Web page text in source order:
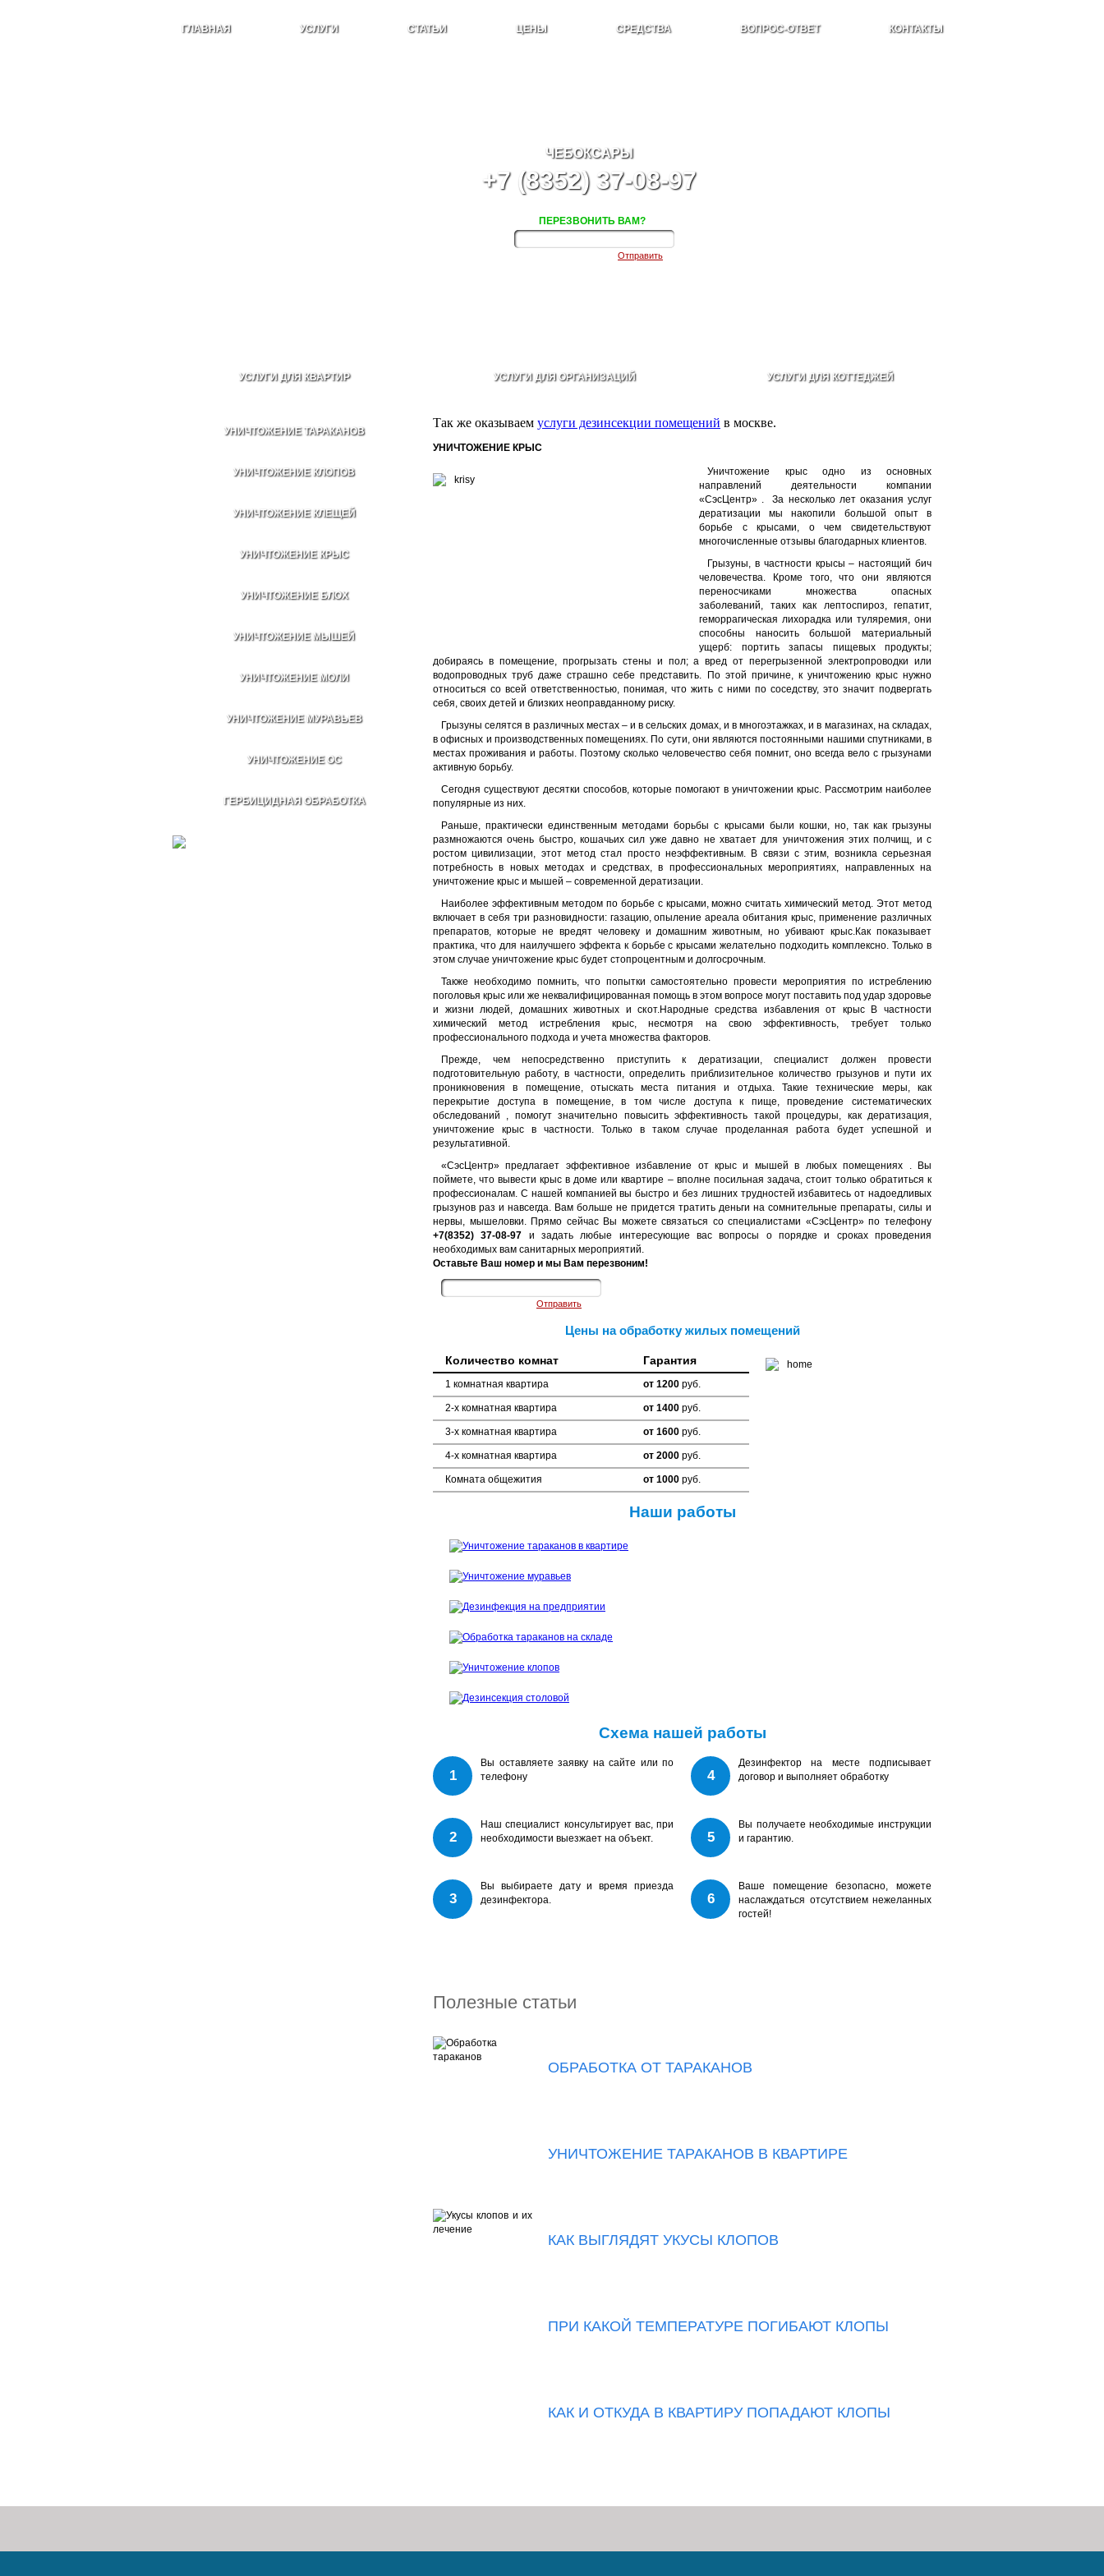
ГЛАВНАЯ УСЛУГИ СТАТЬИ ЦЕНЫ СРЕДСТВА ВОПРОС-ОТВЕТ КОНТАКТЫ
ЧЕБОКСАРЫ
+7 (8352) 37-08-97
ПЕРЕЗВОНИТЬ ВАМ?
УСЛУГИ ДЛЯ КВАРТИР УСЛУГИ ДЛЯ ОРГАНИЗАЦИЙ УСЛУГИ ДЛЯ КОТТЕДЖЕЙ
УНИЧТОЖЕНИЕ ТАРАКАНОВ
УНИЧТОЖЕНИЕ КЛОПОВ
УНИЧТОЖЕНИЕ КЛЕЩЕЙ
УНИЧТОЖЕНИЕ КРЫС
УНИЧТОЖЕНИЕ БЛОХ
УНИЧТОЖЕНИЕ МЫШЕЙ
УНИЧТОЖЕНИЕ МОЛИ
УНИЧТОЖЕНИЕ МУРАВЬЕВ
УНИЧТОЖЕНИЕ ОС
ГЕРБИЦИДНАЯ ОБРАБОТКА
Так же оказываем услуги дезинсекции помещений в москве.
УНИЧТОЖЕНИЕ КРЫС
Уничтожение крыс одно из основных
направлений деятельности компании
«СэсЦентр» . За несколько лет оказания услуг
дератизации мы накопили большой опыт в
борьбе с крысами, о чем свидетельствуют
многочисленные отзывы благодарных клиентов.
Грызуны, в частности крысы – настоящий бич
человечества. Кроме того, что они являются
переносчиками множества опасных
заболеваний, таких как лептоспироз, гепатит,
геморрагическая лихорадка или туляремия, они
способны наносить большой материальный
ущерб: портить запасы пищевых продукты;
добираясь в помещение, прогрызать стены и пол; а вред от перегрызенной электропроводки или
водопроводных труб даже страшно себе представить. По этой причине, к уничтожению крыс нужно
относиться со всей ответственностью, понимая, что жить с ними по соседству, это значит подвергать
себя, своих детей и близких неоправданному риску.
Грызуны селятся в различных местах – и в сельских домах, и в многоэтажках, и в магазинах, на складах,
в офисных и производственных помещениях. По сути, они являются постоянными нашими спутниками, в
местах проживания и работы. Поэтому сколько человечество себя помнит, оно всегда вело с грызунами
активную борьбу.
Сегодня существуют десятки способов, которые помогают в уничтожении крыс. Рассмотрим наиболее
популярные из них.
Раньше, практически единственным методами борьбы с крысами были кошки, но, так как грызуны
размножаются очень быстро, кошачьих сил уже давно не хватает для уничтожения этих полчищ, и с
ростом цивилизации, этот метод стал просто неэффективным. В связи с этим, возникла серьезная
потребность в новых методах и средствах, в профессиональных мероприятиях, направленных на
уничтожение крыс и мышей – современной дератизации.
Наиболее эффективным методом по борьбе с крысами, можно считать химический метод. Этот метод
включает в себя три разновидности: газацию, опыление ареала обитания крыс, применение различных
препаратов, которые не вредят человеку и домашним животным, но убивают крыс.Как показывает
практика, что для наилучшего эффекта к борьбе с крысами желательно подходить комплексно. Только в
этом случае уничтожение крыс будет стопроцентным и долгосрочным.
Также необходимо помнить, что попытки самостоятельно провести мероприятия по истреблению
поголовья крыс или же неквалифицированная помощь в этом вопросе могут поставить под удар здоровье
и жизни людей, домашних животных и скот.Народные средства избавления от крыс В частности
химический метод истребления крыс, несмотря на свою эффективность, требует только
профессионального подхода и учета множества факторов.
Прежде, чем непосредственно приступить к дератизации, специалист должен провести
подготовительную работу, в частности, определить приблизительное количество грызунов и пути их
проникновения в помещение, отыскать места питания и отдыха. Такие технические меры, как
перекрытие доступа в помещение, в том числе доступа к пище, проведение систематических
обследований , помогут значительно повысить эффективность такой процедуры, как дератизация,
уничтожение крыс в частности. Только в таком случае проделанная работа будет успешной и
результативной.
«СэсЦентр» предлагает эффективное избавление от крыс и мышей в любых помещениях . Вы
поймете, что вывести крыс в доме или квартире – вполне посильная задача, стоит только обратиться к
профессионалам. С нашей компанией вы быстро и без лишних трудностей избавитесь от надоедливых
грызунов раз и навсегда. Вам больше не придется тратить деньги на сомнительные препараты, силы и
нервы, мышеловки. Прямо сейчас Вы можете связаться со специалистами «СэсЦентр» по телефону
+7(8352) 37-08-97 и задать любые интересующие вас вопросы о порядке и сроках проведения
необходимых вам санитарных мероприятий.
Оставьте Ваш номер и мы Вам перезвоним!
Цены на обработку жилых помещений
Количество комнат Гарантия
1 комнатная квартира от 1200 руб.
2-х комнатная квартира от 1400 руб.
3-х комнатная квартира от 1600 руб.
4-х комнатная квартира от 2000 руб.
Комната общежития от 1000 руб.
Наши работы
Схема нашей работы
1
Вы оставляете заявку на сайте или по
телефону
2
Наш специалист консультирует вас, при
необходимости выезжает на объект.
3
Вы выбираете дату и время приезда
дезинфектора.
4
Дезинфектор на месте подписывает
договор и выполняет обработку
5
Вы получаете необходимые инструкции
и гарантию.
6
Ваше помещение безопасно, можете
наслаждаться отсутствием нежеланных
гостей!
Полезные статьи
ОБРАБОТКА ОТ ТАРАКАНОВ
УНИЧТОЖЕНИЕ ТАРАКАНОВ В КВАРТИРЕ
КАК ВЫГЛЯДЯТ УКУСЫ КЛОПОВ
ПРИ КАКОЙ ТЕМПЕРАТУРЕ ПОГИБАЮТ КЛОПЫ
КАК И ОТКУДА В КВАРТИРУ ПОПАДАЮТ КЛОПЫ